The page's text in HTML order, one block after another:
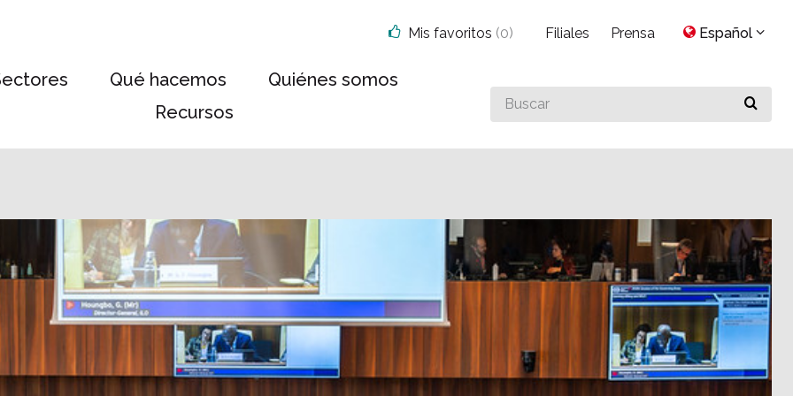
Qué hacemos
Quiénes somos
Recursos
Buscar
algo
Mis favoritos (0) Filiales Prensa Español